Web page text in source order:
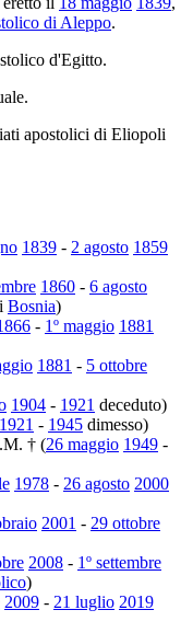
di Aleppo.
d'Egitto.
apostolici di Eliopoli
1839 - 2 agosto 1859
1860 - 6 agosto
Bosnia)
- 1º maggio 1881
1881 - 5 ottobre
1904 - 1921 deceduto)
1921 - 1945 dimesso)
† (26 maggio 1949 -
1978 - 26 agosto 2000
2001 - 29 ottobre
2008 - 1º settembre
)
2009 - 21 luglio 2019